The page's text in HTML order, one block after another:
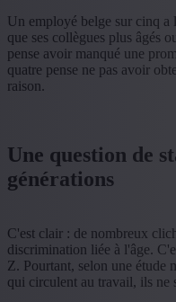
Un employé belge sur cinq a
que ses collègues plus âgés
pense avoir manqué une
quatre pense ne pas avoir
raison.
Une question de
générations
C'est clair : de nombreux
discrimination liée à l'âge.
Z. Pourtant, selon une étude
qui circulent au travail, ils ne